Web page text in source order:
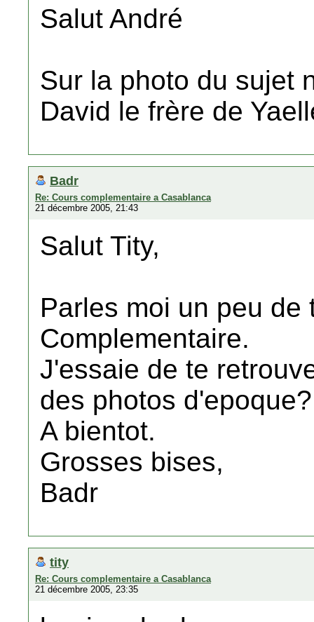
Salut André
Sur la photo du sujet
David le frère de
Badr
Re: Cours complementaire a Casablanca
21 décembre 2005, 21:43
Salut Tity,
Parles moi un peu
Complementaire.
J'essaie de te
des photos d'epoque?
A bientot.
Grosses bises,
Badr
tity
Re: Cours complementaire a Casablanca
21 décembre 2005, 23:35